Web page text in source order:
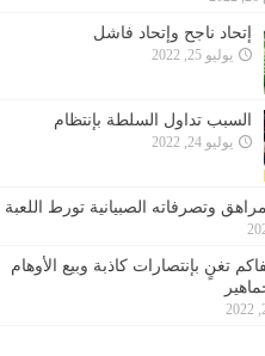
إتحاد ناجح وإتحاد فاشل
يوليو 25, 2022
السبب تداول السلطة بإنتظام
يوليو 24, 2022
وتصرفاته الصبيانية تورط اللعبة
تغنٍ بإنتصارات كاذبة وبيع الأوهام